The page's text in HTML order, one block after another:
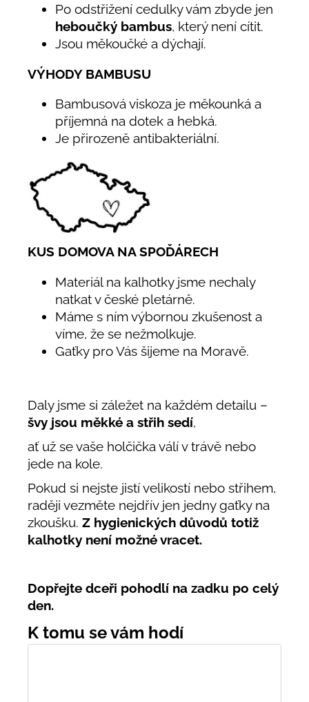
Po odstřižení cedulky vám zbyde jen
heboučký bambus, který není cítit.
Jsou měkoučké a dýchají.
VÝHODY BAMBUSU
Bambusová viskoza je měkounká a
příjemná na dotek a hebká.
Je přirozeně antibakteriální.
KUS DOMOVA NA SPOĎÁRECH
Materiál na kalhotky jsme nechaly
natkat v české pletárně.
Máme s ním výbornou zkušenost a
víme, že se nežmolkuje.
Gaťky pro Vás šijeme na Moravě.
Daly jsme si záležet na každém detailu –
švy jsou měkké a střih sedí,
ať už se vaše holčička válí v trávě nebo
jede na kole.
Pokud si nejste jistí velikostí nebo střihem,
raději vezměte nejdřív jen jedny gaťky na
zkoušku. Z hygienických důvodů totiž
kalhotky není možné vracet.
Dopřejte dceři pohodlí na zadku po celý
den.